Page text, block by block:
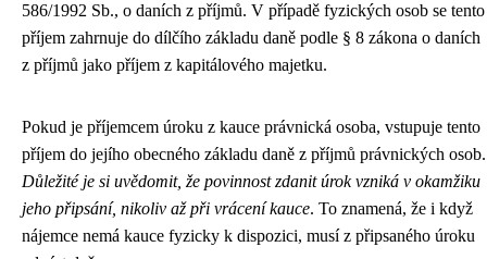
586/1992 Sb., o daních z příjmů. V případě fyzických osob se tento
příjem zahrnuje do dílčího základu daně podle § 8 zákona o daních
z příjmů jako příjem z kapitálového majetku.
Pokud je příjemcem úroku z kauce právnická osoba, vstupuje tento
příjem do jejího obecného základu daně z příjmů právnických osob.
Důležité je si uvědomit, že povinnost zdanit úrok vzniká v okamžiku
jeho připsání, nikoliv až při vrácení kauce. To znamená, že i když
nájemce nemá kauce fyzicky k dispozici, musí z připsaného úroku